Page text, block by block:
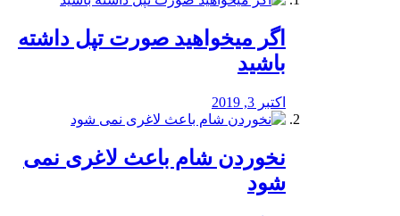
اگر میخواهید صورت تپل داشته
باشید
اکتبر 3, 2019
نخوردن شام باعث لاغری نمی
‌شود